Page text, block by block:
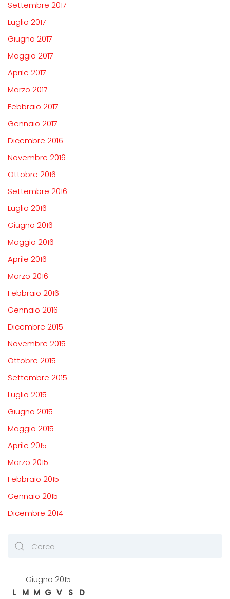
Settembre 2017
Luglio 2017
Giugno 2017
Maggio 2017
Aprile 2017
Marzo 2017
Febbraio 2017
Gennaio 2017
Dicembre 2016
Novembre 2016
Ottobre 2016
Settembre 2016
Luglio 2016
Giugno 2016
Maggio 2016
Aprile 2016
Marzo 2016
Febbraio 2016
Gennaio 2016
Dicembre 2015
Novembre 2015
Ottobre 2015
Settembre 2015
Luglio 2015
Giugno 2015
Maggio 2015
Aprile 2015
Marzo 2015
Febbraio 2015
Gennaio 2015
Dicembre 2014
Giugno 2015
L
M M G V S
D